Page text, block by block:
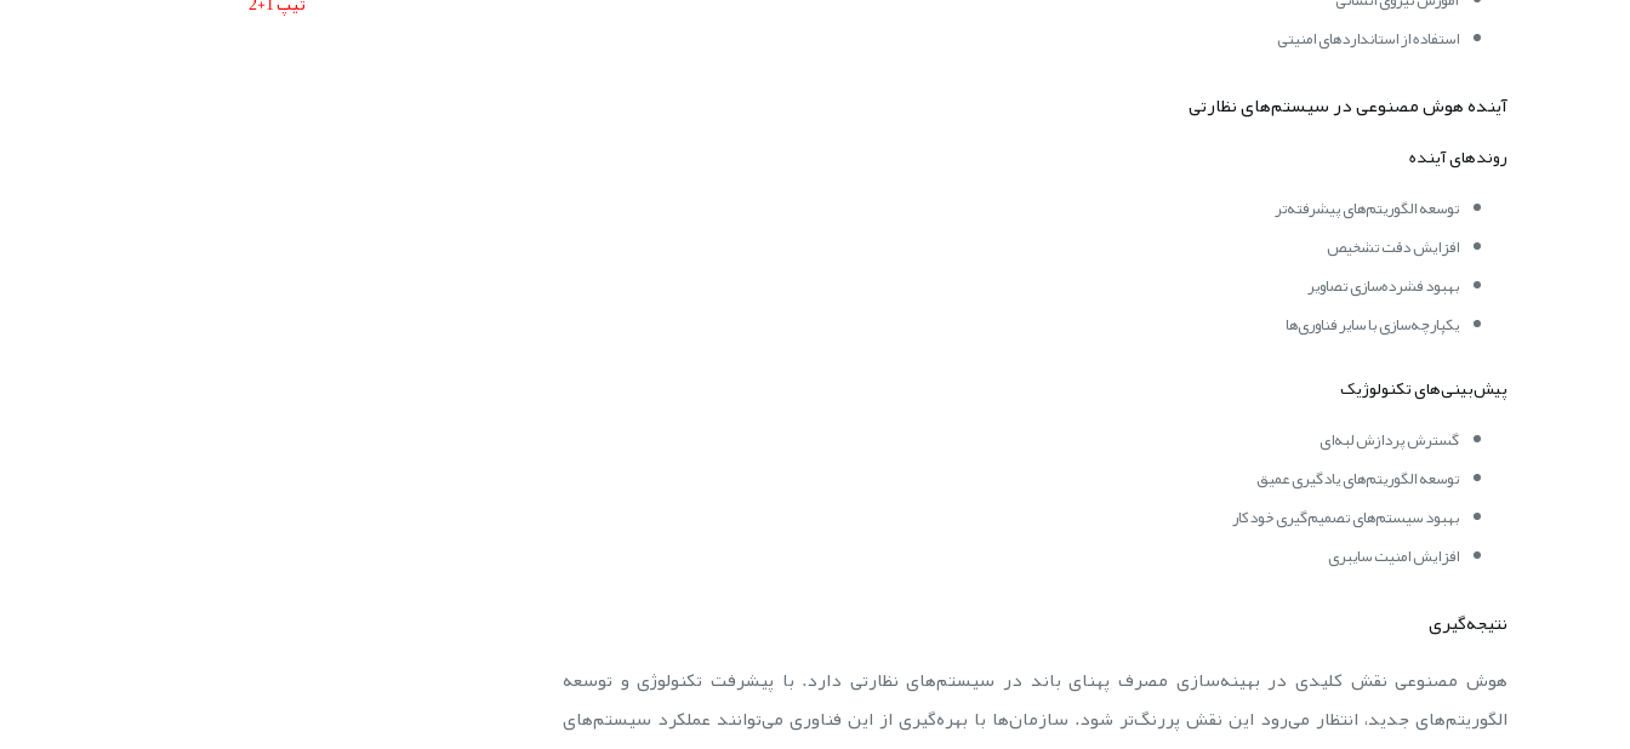
استفاده از استانداردهای امنیتی
آینده هوش مصنوعی در سیستم‌های نظارتی
روندهای آینده
توسعه الگوریتم‌های پیشرفته‌تر
افزایش دقت تشخیص
بهبود فشرده‌سازی تصاویر
یکپارچه‌سازی با سایر فناوری‌ها
پیش‌بینی‌های تکنولوژیک
گسترش پردازش لبه‌ای
توسعه الگوریتم‌های یادگیری عمیق
بهبود سیستم‌های تصمیم‌گیری خودکار
افزایش امنیت سایبری
نتیجه‌گیری
هوش مصنوعی نقش کلیدی در بهینه‌سازی مصرف پهنای باند در سیستم‌های نظارتی دارد. با پیشرفت تکنولوژی و توسعه
الگوریتم‌های جدید، انتظار می‌رود این نقش پررنگ‌تر شود. سازمان‌ها با بهره‌گیری از این فناوری می‌توانند عملکرد سیستم‌های